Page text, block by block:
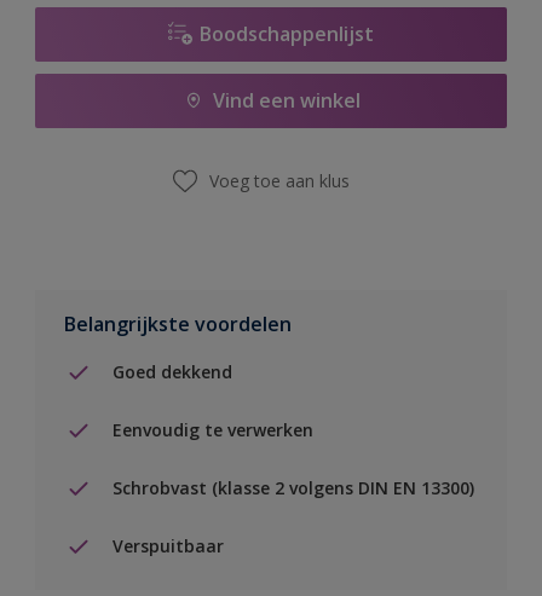
Boodschappenlijst
Vind een winkel
Voeg toe aan klus
Belangrijkste voordelen
Goed dekkend
Eenvoudig te verwerken
Schrobvast (klasse 2 volgens DIN EN 13300)
Verspuitbaar